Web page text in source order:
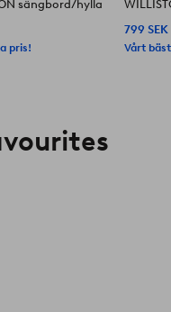
sängbord/hylla
pris!
799 SEK
Vårt